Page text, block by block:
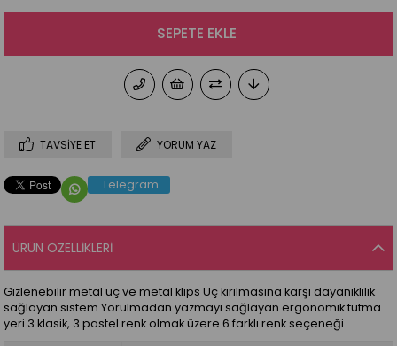
TAVSIYE ET YORUM YAZ
Telegram
ÜRÜN ÖZELLIKLERI
Gizlenebilir metal uç ve metal klips Uç kırılmasına karşı dayanıklılık
sağlayan sistem Yorulmadan yazmayı sağlayan ergonomik tutma
yeri 3 klasik, 3 pastel renk olmak üzere 6 farklı renk seçeneği